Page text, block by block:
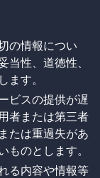
の情報につい
当性、道徳性、
ます。
ビスの提供が遅
者または第三者
たは重過失があ
ものとします。
る内容や情報等